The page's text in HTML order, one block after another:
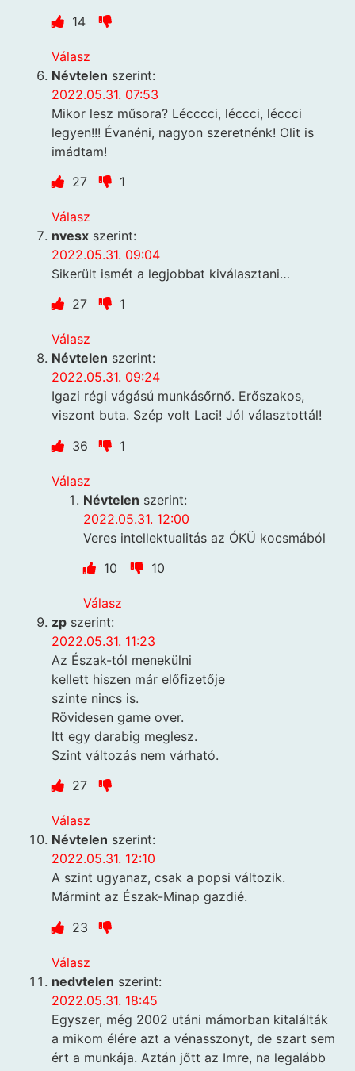
14
Válasz
Névtelen szerint:
2022.05.31. 07:53
Mikor lesz műsora? Lécccci, léccci, léccci
legyen!!! Évanéni, nagyon szeretnénk! Olit is
imádtam!
27
1
Válasz
nvesx szerint:
2022.05.31. 09:04
Sikerült ismét a legjobbat kiválasztani…
27
1
Válasz
Névtelen szerint:
2022.05.31. 09:24
Igazi régi vágású munkásőrnő. Erőszakos,
viszont buta. Szép volt Laci! Jól választottál!
36
1
Válasz
Névtelen szerint:
2022.05.31. 12:00
Veres intellektualitás az ÓKÜ kocsmából
10
10
Válasz
zp szerint:
2022.05.31. 11:23
Az Észak-tól menekülni
kellett hiszen már előfizetője
szinte nincs is.
Rövidesen game over.
Itt egy darabig meglesz.
Szint változás nem várható.
27
Válasz
Névtelen szerint:
2022.05.31. 12:10
A szint ugyanaz, csak a popsi változik.
Mármint az Észak-Minap gazdié.
23
Válasz
nedvtelen szerint:
2022.05.31. 18:45
Egyszer, még 2002 utáni mámorban kitalálták
a mikom élére azt a vénasszonyt, de szart sem
ért a munkája. Aztán jőtt az Imre, na legalább